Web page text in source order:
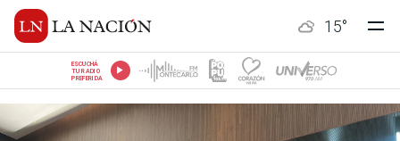
15°
ESCUCHÁ
TU RADIO
PREFERIDA